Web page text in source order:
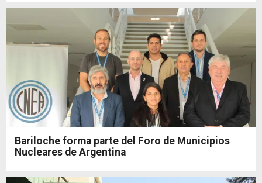
Bariloche forma parte del Foro de Municipios
Nucleares de Argentina